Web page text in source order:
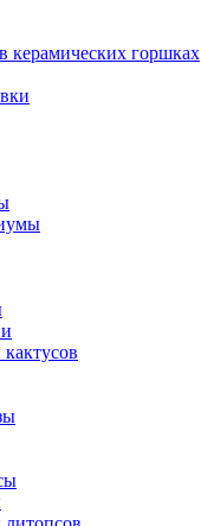
керамических горшках